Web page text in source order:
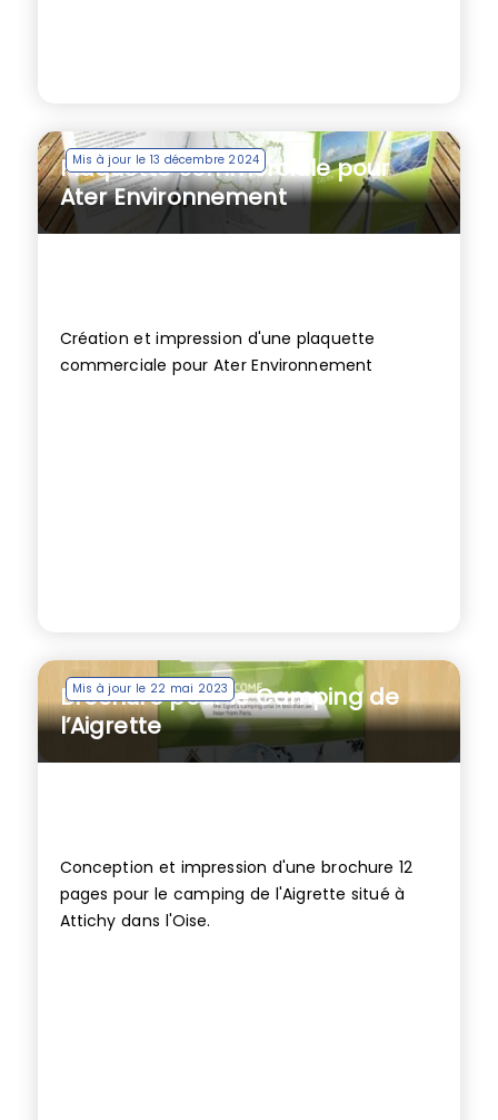
Mis à jour le 13 décembre 2024
Plaquette commerciale pour
Ater Environnement
Création et impression d'une plaquette
commerciale pour Ater Environnement
Mis à jour le 22 mai 2023
Brochure pour le Camping de
l’Aigrette
Conception et impression d'une brochure 12
pages pour le camping de l'Aigrette situé à
Attichy dans l'Oise.